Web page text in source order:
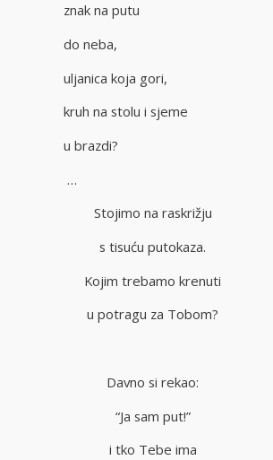
znak na putu
do neba,
uljanica koja gori,
kruh na stolu i sjeme
u brazdi?
…
Stojimo na raskrižju
s tisuću putokaza.
Kojim trebamo krenuti
u potragu za Tobom?
Davno si rekao:
“Ja sam put!”
i tko Tebe ima